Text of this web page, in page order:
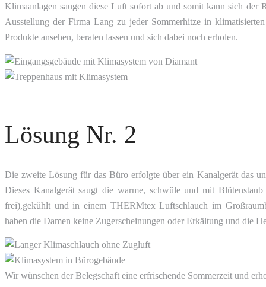
Klimaanlagen saugen diese Luft sofort ab und somit kann sich der
Ausstellung der Firma Lang zu jeder Sommerhitze in
Produkte ansehen, beraten lassen und sich dabei noch erholen.
Lösung Nr. 2
Die zweite Lösung für das Büro erfolgte über ein Kanalgerät das
Dieses Kanalgerät saugt die warme, schwüle und mit
frei),gekühlt und in einem THERMtex Luftschlauch im
haben die Damen keine Zugerscheinungen oder Erkältung und die
Wir wünschen der Belegschaft eine erfrischende Sommerzeit und